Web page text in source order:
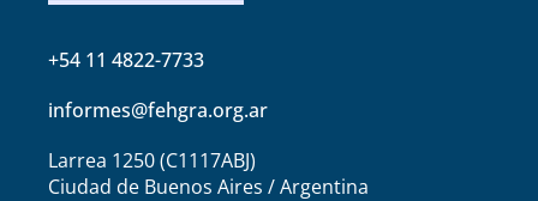
+54 11 4822-7733
informes@fehgra.org.ar
Larrea 1250 (C1117ABJ)
Ciudad de Buenos Aires / Argentina